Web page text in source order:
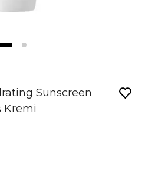
Sunscreen
Kremi